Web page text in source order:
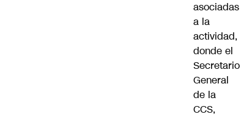
asociadas
a la
actividad,
donde el
Secretario
General
de la
CCS,